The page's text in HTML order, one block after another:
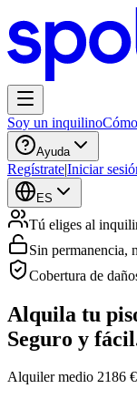
Soy un inquilino
Ayuda
Regístrate|Iniciar
ES
Tú eliges al
Sin permanencia,
Cobertura de
Alquila tu
Seguro y
Alquiler medio 2186